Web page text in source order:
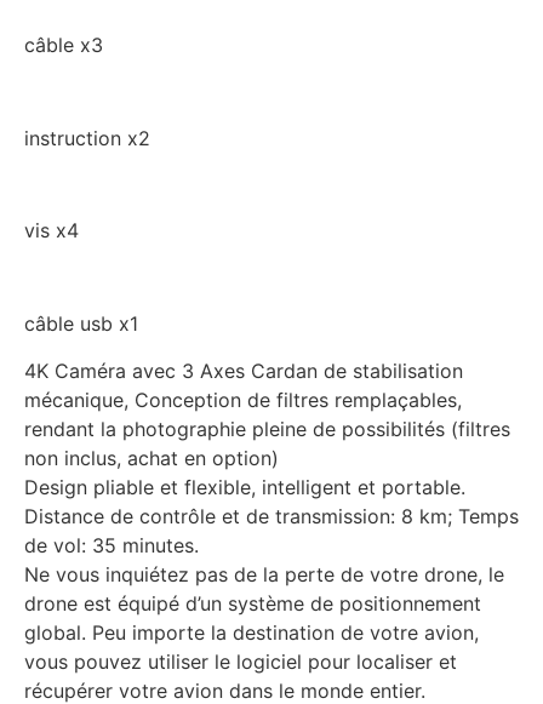
câble x3
instruction x2
vis x4
câble usb x1
4K Caméra avec 3 Axes Cardan de stabilisation
mécanique, Conception de filtres remplaçables,
rendant la photographie pleine de possibilités (filtres
non inclus, achat en option)
Design pliable et flexible, intelligent et portable.
Distance de contrôle et de transmission: 8 km; Temps
de vol: 35 minutes.
Ne vous inquiétez pas de la perte de votre drone, le
drone est équipé d’un système de positionnement
global. Peu importe la destination de votre avion,
vous pouvez utiliser le logiciel pour localiser et
récupérer votre avion dans le monde entier.